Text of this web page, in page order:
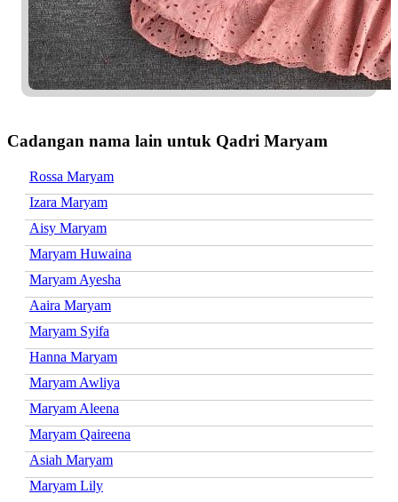
Cadangan nama lain untuk Qadri Maryam
Rossa Maryam
Izara Maryam
Aisy Maryam
Maryam Huwaina
Maryam Ayesha
Aaira Maryam
Maryam Syifa
Hanna Maryam
Maryam Awliya
Maryam Aleena
Maryam Qaireena
Asiah Maryam
Maryam Lily